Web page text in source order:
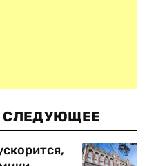
СЛЕДУЮЩЕЕ